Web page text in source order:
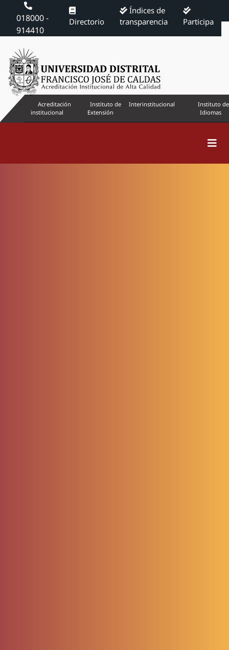
018000 -
914410
Directorio
Índices de
transparencia
Participa
Acreditación
institucional
Instituto de
Extensión
Interinstitucional
Instituto de
Idiomas